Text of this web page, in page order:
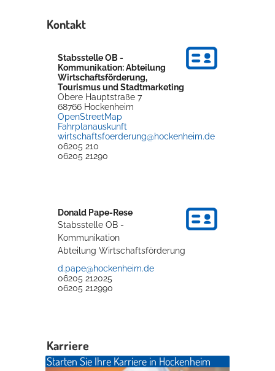
Sprudelliege im Solebecken?
Kontakt
Stabsstelle OB -
Kommunikation: Abteilung
Wirtschaftsförderung,
Tourismus und Stadtmarketing
Obere Hauptstraße 7
68766 Hockenheim
OpenStreetMap
Fahrplanauskunft
wirtschaftsfoerderung@hockenheim.de
06205 210
06205 21290
Donald Pape-Rese
Stabsstelle OB -
Kommunikation
Abteilung Wirtschaftsförderung
d.pape@hockenheim.de
06205 212025
06205 212990
Karriere
Starten Sie Ihre Karriere in Hockenheim